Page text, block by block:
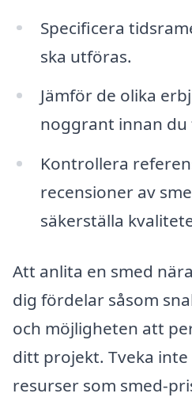
Specificera
ska utföras.
Jämför de olika
noggrant innan
Kontrollera
recensioner av
säkerställa
Att anlita en smed
dig fördelar såsom
och möjligheten att
ditt projekt. Tveka
resurser som smed-